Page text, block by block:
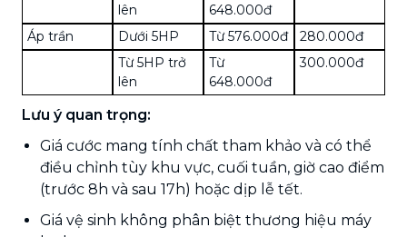
lên
648.000đ
Áp trần Dưới 5HP Từ 576.000đ
280.000đ
Từ 5HP trở
lên
Từ
648.000đ
300.000đ
Lưu ý quan trọng:
Giá cước mang tính chất tham khảo và có thể
điều chỉnh tùy khu vực, cuối tuần, giờ cao điểm
(trước 8h và sau 17h) hoặc dịp lễ tết.
Giá vệ sinh không phân biệt thương hiệu máy